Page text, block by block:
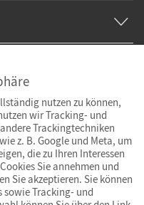
nutzen zu können,
wir Tracking- und
Trackingtechniken
z. B. Google und Meta, um
die zu Ihren Interessen
Sie annehmen und
Sie akzeptieren. Sie können
Tracking- und